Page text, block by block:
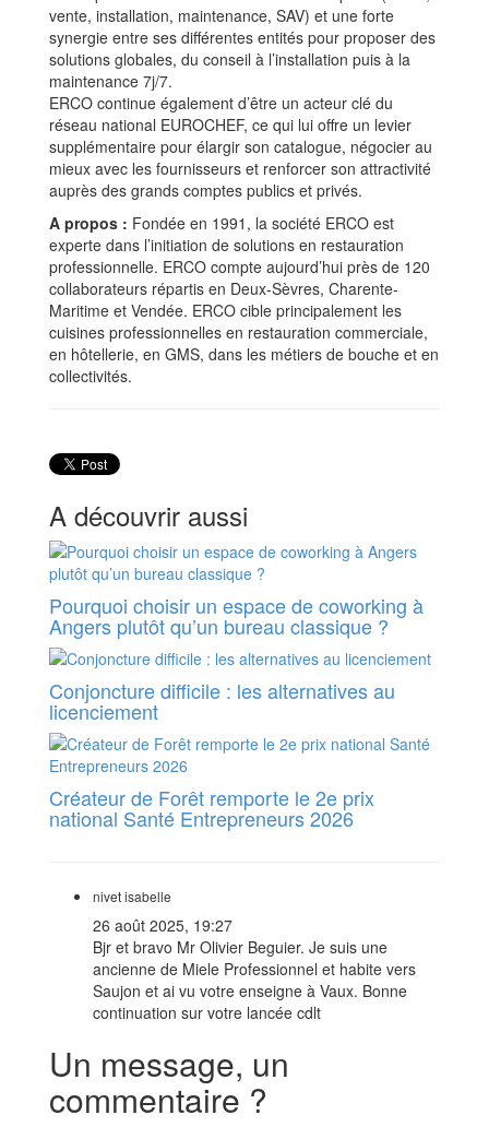
vente, installation, maintenance, SAV) et une forte
synergie entre ses différentes entités pour proposer des
solutions globales, du conseil à l’installation puis à la
maintenance 7j/7.
ERCO continue également d’être un acteur clé du
réseau national EUROCHEF, ce qui lui offre un levier
supplémentaire pour élargir son catalogue, négocier au
mieux avec les fournisseurs et renforcer son attractivité
auprès des grands comptes publics et privés.
A propos : Fondée en 1991, la société ERCO est
experte dans l’initiation de solutions en restauration
professionnelle. ERCO compte aujourd’hui près de 120
collaborateurs répartis en Deux-Sèvres, Charente-
Maritime et Vendée. ERCO cible principalement les
cuisines professionnelles en restauration commerciale,
en hôtellerie, en GMS, dans les métiers de bouche et en
collectivités.
A découvrir aussi
Pourquoi choisir un espace de coworking à
Angers plutôt qu’un bureau classique ?
Conjoncture difficile : les alternatives au
licenciement
Créateur de Forêt remporte le 2e prix
national Santé Entrepreneurs 2026
nivet isabelle
26 août 2025, 19:27
Bjr et bravo Mr Olivier Beguier. Je suis une
ancienne de Miele Professionnel et habite vers
Saujon et ai vu votre enseigne à Vaux. Bonne
continuation sur votre lancée cdlt
Un message, un
commentaire ?